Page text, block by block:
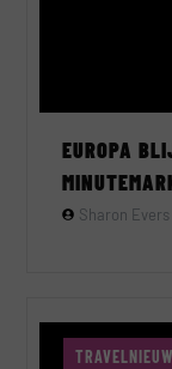
EUROPA
Sharon Evers